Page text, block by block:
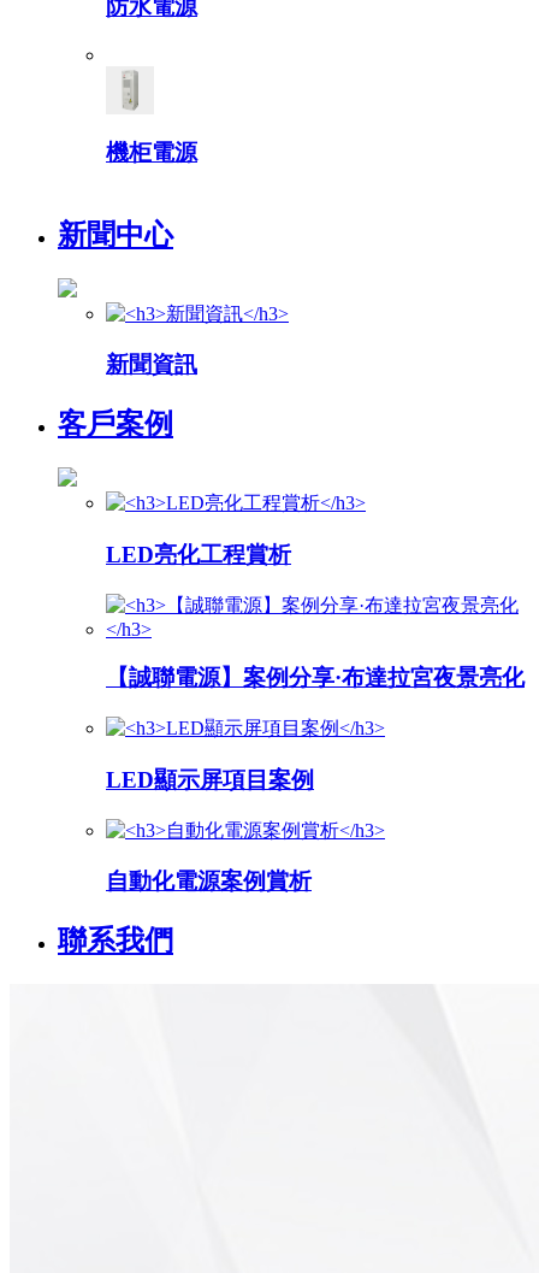
防水電源
機柜電源
新聞中心
新聞資訊
客戶案例
LED亮化工程賞析
【誠聯電源】案例分享·布達拉宮夜景亮化
LED顯示屏項目案例
自動化電源案例賞析
聯系我們